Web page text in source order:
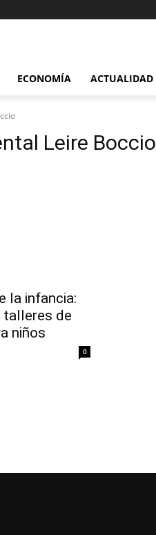
ECONOMÍA ACTUALIDAD
Leire Boccio
la infancia:
talleres de
niños
0